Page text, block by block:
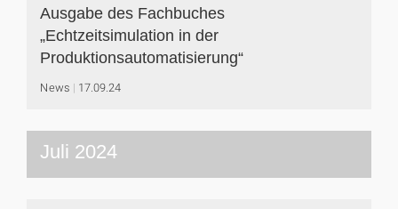
Ausgabe des Fachbuches
„Echtzeitsimulation in der
Produktionsautomatisierung“
News 17.09.24
Juli 2024